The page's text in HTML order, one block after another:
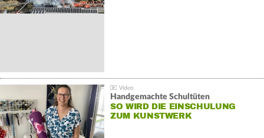
Handgemachte Schultüten
SO WIRD DIE EINSCHULUNG
ZUM KUNSTWERK